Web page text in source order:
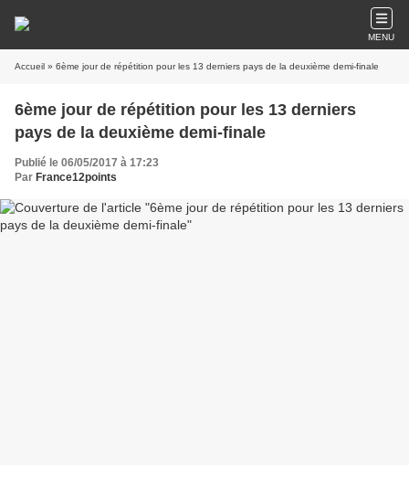
MENU
Accueil » 6ème jour de répétition pour les 13 derniers pays de la deuxième demi-finale
6ème jour de répétition pour les 13 derniers
pays de la deuxième demi-finale
Publié le 06/05/2017 à 17:23
Par France12points